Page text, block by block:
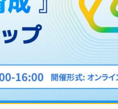
なビジネスプレゼンに最適
PPTスピーチ練習
課題
躍的に高め、スキルアップ
ビデオ